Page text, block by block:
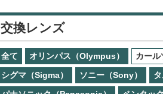
交換レンズ
全て オリンパス（Olympus） カール
シグマ（Sigma）
ソニー（Sony）